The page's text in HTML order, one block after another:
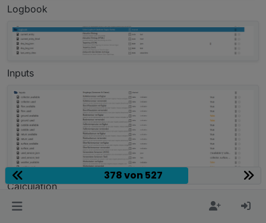
Logbook
Inputs
Calculation
378 von 527